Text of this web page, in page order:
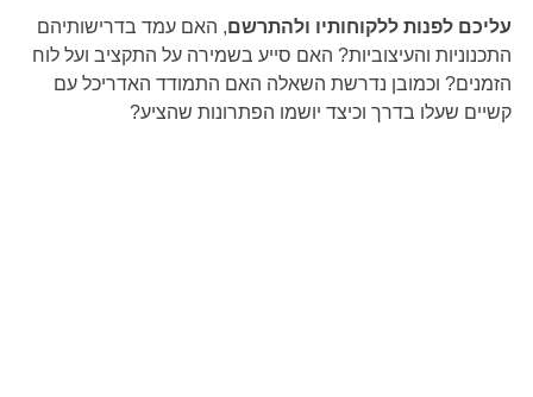
עליכם לפנות ללקוחותיו ולהתרשם, האם עמד בדרישותיהם
התכנוניות והעיצוביות? האם סייע בשמירה על התקציב ועל לוח
הזמנים? וכמובן נדרשת השאלה האם התמודד האדריכל עם
קשיים שעלו בדרך וכיצד יושמו הפתרונות שהציע?